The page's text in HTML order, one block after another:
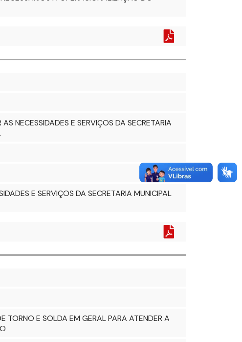
NECESSIDADES E SERVIÇOS DA SECRETARIA
E SERVIÇOS DA SECRETARIA MUNICIPAL
TORNO E SOLDA EM GERAL PARA ATENDER A